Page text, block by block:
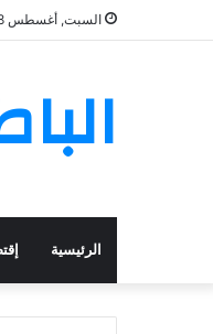
السبت, أغسطس 8 2026
الرئيسية